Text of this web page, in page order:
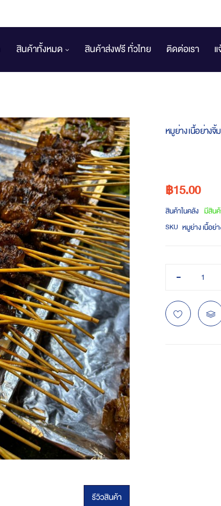
สินค้าทั้งหมด สินค้าส่งฟรี ทั่วไทย ติดต่อเรา
หมูย่าง เนื้อย่างจิ้
฿15.00
สินค้าในคลัง มีสิน
SKU หมูย่าง เนื้อย่
รีวิวสินค้า